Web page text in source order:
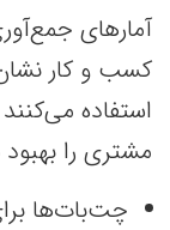
استفاده
مشتری را
چت‌بات‌ها برای